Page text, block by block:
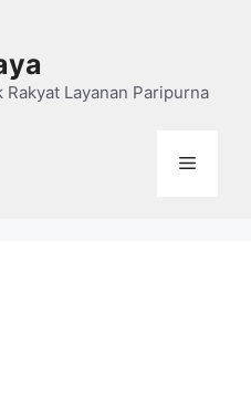
Rakyat Layanan Paripurna
Menu